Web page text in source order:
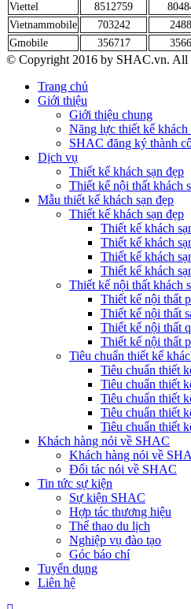
Viettel
8512759
Vietnammobile
703242
Gmobile
356717
© Copyright 2016 by SHAC.vn. All
Trang chủ
Giới thiệu
Giới thiệu chung
Năng lực thiết kế
SHAC đăng ký thành
Dịch vụ
Thiết kế khách sạn đẹp
Thiết kế nội thất khách
Mẫu thiết kế khách sạn đẹp
Thiết kế khách sạn đẹp
Thiết kế khách
Thiết kế khách
Thiết kế khách
Thiết kế khách
Thiết kế nội thất khách
Thiết kế nội thất
Thiết kế nội thất
Thiết kế nội thất
Thiết kế nội thất
Tiêu chuẩn thiết kế
Tiêu chuẩn thiết
Tiêu chuẩn thiết
Tiêu chuẩn thiết
Tiêu chuẩn thiết
Tiêu chuẩn thiết
Khách hàng nói về SHAC
Khách hàng nói về
Đối tác nói về SHAC
Tin tức sự kiện
Sự kiện SHAC
Hợp tác thương hiệu
Thể thao du lịch
Nghiệp vụ đào tạo
Góc báo chí
Tuyển dụng
Liên hệ